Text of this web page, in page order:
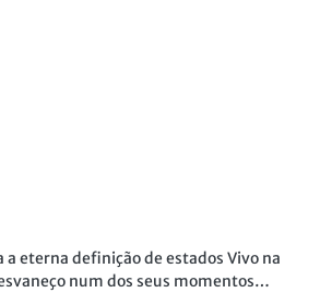
eterna definição de estados Vivo na
num dos seus momentos…